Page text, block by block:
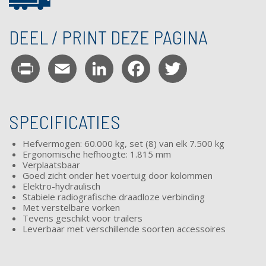
DEEL / PRINT DEZE PAGINA
Print Email LinkedInFacebook
SPECIFICATIES
Hefvermogen: 60.000 kg, set (8) van elk 7.500 kg
Ergonomische hefhoogte: 1.815 mm
Verplaatsbaar
Goed zicht onder het voertuig door kolommen
Elektro-hydraulisch
Stabiele radiografische draadloze verbinding
Met verstelbare vorken
Tevens geschikt voor trailers
Leverbaar met verschillende soorten accessoires